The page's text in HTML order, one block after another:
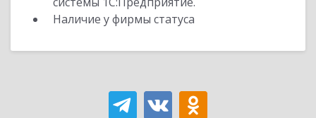
Наличие у фирмы статуса